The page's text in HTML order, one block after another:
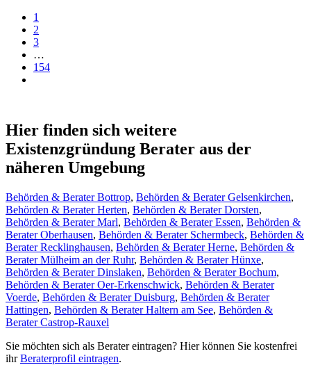
1
2
3
…
154
Hier finden sich weitere
Existenzgründung Berater aus der
näheren Umgebung
Behörden & Berater Bottrop, Behörden & Berater Gelsenkirchen,
Behörden & Berater Herten, Behörden & Berater Dorsten,
Behörden & Berater Marl, Behörden & Berater Essen, Behörden &
Berater Oberhausen, Behörden & Berater Schermbeck, Behörden &
Berater Recklinghausen, Behörden & Berater Herne, Behörden &
Berater Mülheim an der Ruhr, Behörden & Berater Hünxe,
Behörden & Berater Dinslaken, Behörden & Berater Bochum,
Behörden & Berater Oer-Erkenschwick, Behörden & Berater
Voerde, Behörden & Berater Duisburg, Behörden & Berater
Hattingen, Behörden & Berater Haltern am See, Behörden &
Berater Castrop-Rauxel
Sie möchten sich als Berater eintragen? Hier können Sie kostenfrei
ihrBeraterprofil eintragen.